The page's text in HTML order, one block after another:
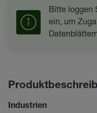
Bitte loggen
ein, um
Industrien